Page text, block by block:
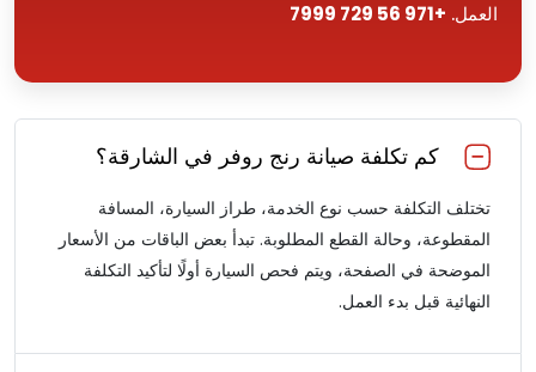
كم تكلفة صيانة رنج روفر في الشارقة؟
تختلف التكلفة حسب نوع الخدمة، طراز السيارة، المسافة
المقطوعة، وحالة القطع المطلوبة. تبدأ بعض الباقات من الأسعار
الموضحة في الصفحة، ويتم فحص السيارة أولًا لتأكيد التكلفة
النهائية قبل بدء العمل.
العمل. +971 56 729 7999